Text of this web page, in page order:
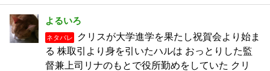
よるいろ
ネタバレ
クリスが大学進学を果たし祝賀会より始ま
る 株取引より身を引いたハルは おっとりした監
督兼上司リナのもとで役所勤めをしていた クリ